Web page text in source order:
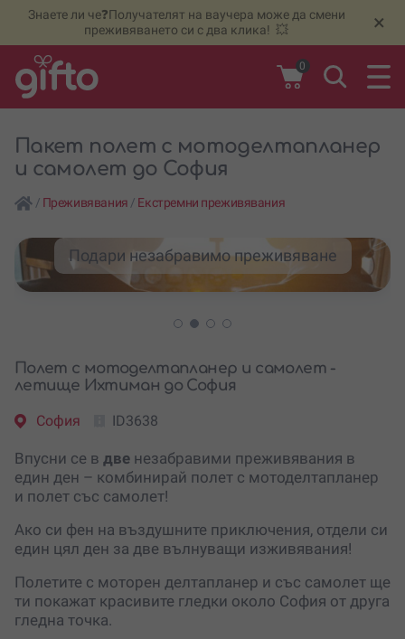
Знаете ли че❓Получателят на ваучера може да смени
преживяването си с два клика! 💥
×
0
Пакет полет с мотоделтапланер
и самолет до София
/ Преживявания / Екстремни преживявания
Подари незабравимо преживяване
Полет с мотоделтапланер и самолет -
летище Ихтиман до София
София ID3638
Впусни се в две незабравими преживявания в
един ден – комбинирай полет с мотоделтапланер
и полет със самолет!
Ако си фен на въздушните приключения, отдели си
един цял ден за две вълнуващи изживявания!
Полетите с моторен делтапланер и със самолет ще
ти покажат красивите гледки около София от друга
гледна точка.